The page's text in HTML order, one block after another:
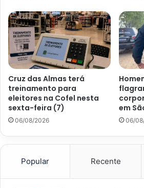
Cruz das Almas terá
treinamento para
eleitores na Cofel nesta
sexta-feira (7)
06/08/2026
em
06/
Popular Recente